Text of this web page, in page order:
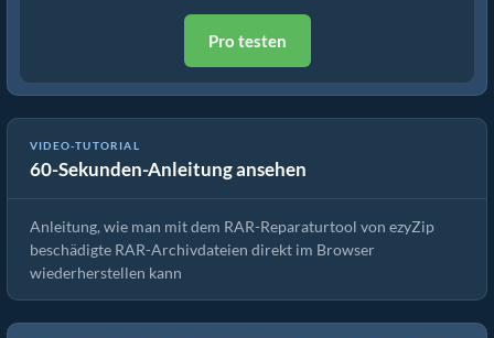
Pro testen
VIDEO-TUTORIAL
60-Sekunden-Anleitung ansehen
Wie Man Beschädigte RAR-Dateien Repariert
Anleitung, wie man mit dem RAR-Reparaturtool von ezyZip
beschädigte RAR-Archivdateien direkt im Browser
wiederherstellen kann